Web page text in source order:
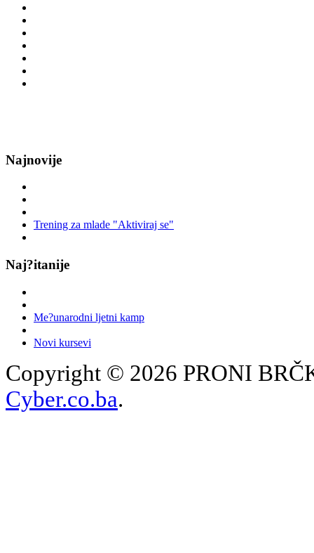
Najnovije
Trening za mlade "Aktiviraj se"
Naj?itanije
Me?unarodni ljetni kamp
Novi kursevi
Copyright © 2026 PRONI
Cyber.co.ba.